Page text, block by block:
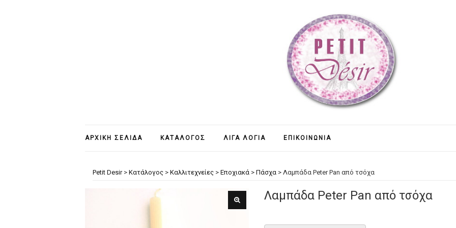
ΑΡΧΙΚΉ ΣΕΛΊΔΑ ΚΑΤΆΛΟΓΟΣ ΛΊΓΑ ΛΌΓΙΑ ΕΠΙΚΟΙΝΩΝΊΑ
Petit Desir> Κατάλογος > Καλλιτεχνείες > Εποχιακά > Πάσχα > Λαμπάδα Peter Pan από τσόχα
Λαμπάδα Peter Pan από τσόχα